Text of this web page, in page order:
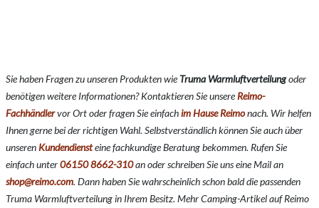
Sie haben Fragen zu unseren Produkten wieTruma Warmluftverteilungoder
benötigen weitere Informationen? Kontaktieren Sie unsereReimo-
Fachhändlervor Ort oder fragen Sie einfachim Hause Reimonach. Wir helfen
Ihnen gerne bei der richtigen Wahl. Selbstverständlich können Sie auch über
unseren Kundendiensteine fachkundige Beratung bekommen. Rufen Sie
einfach unter06150 8662-310an oder schreiben Sie uns eine Mail an
shop@reimo.com. Dann haben Sie wahrscheinlich schon bald die passenden
Truma Warmluftverteilung in Ihrem Besitz. Mehr Camping-Artikel auf Reimo